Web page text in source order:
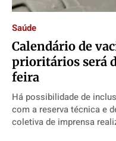
Economia
Cultura
Caetano Roque
Gustavo Bastos
Economia
Cultura
Caetano Roque
Gustavo Bastos
Economia
Cultura
Caetano Roque
Gustavo Bastos
Economia
Cultura
Caetano Roque
Gustavo Bastos
Saúde
Calendário de
prioritários será
feira
Há possibilidade de
com a reserva técnica e
coletiva de imprensa